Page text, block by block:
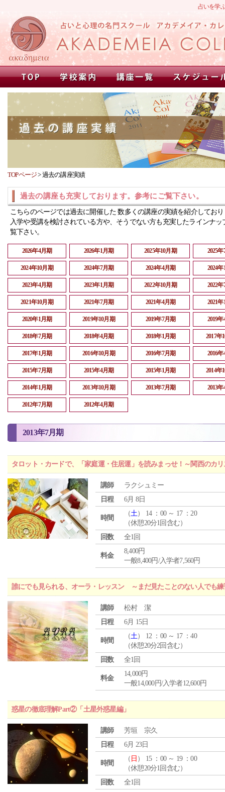
占いを学
TOPページ>過去の講座実績
過去の講座も充実しております。参考にご覧下さい。
こちらのページでは過去に開催した 数多くの講座の実績を紹介してお
入学や受講を検討されている方や、そうでない方も充実したラインナッ
覧下さい。
2026年4月期 2026年1月期 2025年10月期 2025
2024年10月期 2024年7月期 2024年4月期 2024
2023年4月期 2023年1月期 2022年10月期 2022
2021年10月期 2021年7月期 2021年4月期 2021
2020年1月期 2019年10月期 2019年7月期 2019
2018年7月期 2018年4月期 2018年1月期 2017年
2017年1月期 2016年10月期 2016年7月期 2016
2015年7月期 2015年4月期 2015年1月期 2014年
2014年1月期 2013年10月期 2013年7月期 2013
2012年7月期 2012年4月期
2013年7月期
タロット・カードで、「家庭運・住居運」を読みまっせ！～関西のカ
講師
ラクシュミー
日程
6月 8日
時間
（土） 14 ：00 ～ 17 ：20
（休憩20分1回含む）
回数
全1回
料金
8,400円
一般8,400円/入学者7,560円
誰にでも見られる、オーラ・レッスン ～まだ見たことのない人でも
講師
松村 潔
日程
6月 15日
時間
（土） 12 ：00 ～ 17 ：40
（休憩20分2回含む）
回数
全1回
料金
14,000円
一般14,000円/入学者12,600円
惑星の徹底理解Part②「土星外惑星編」
講師
芳垣 宗久
日程
6月 23日
時間
（ 日 ） 15 ：00 ～ 19 ：00
（休憩20分1回含む）
回数
全1回